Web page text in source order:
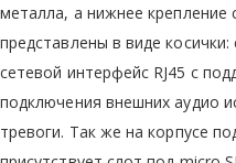
металла, а нижнее крепление
представлены в виде
сетевой интерфейс RJ45 с
подключения внешних аудио
тревоги. Так же на корпусе